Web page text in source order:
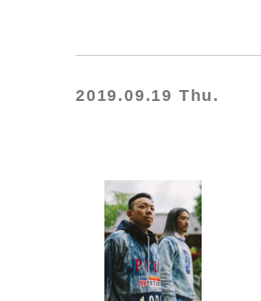
2019.09.19 Thu.